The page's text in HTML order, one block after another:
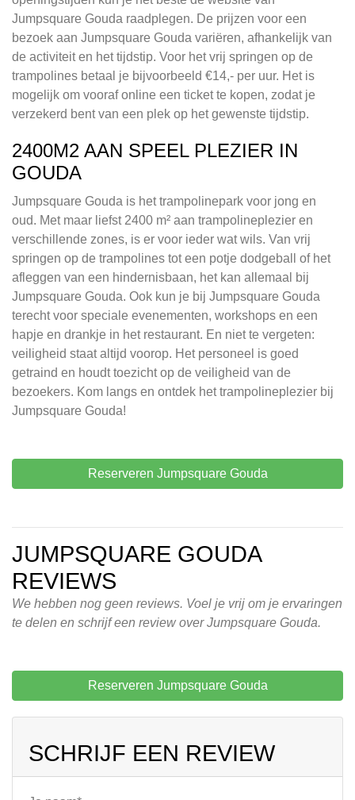
Jumpsquare Gouda raadplegen. De prijzen voor een
bezoek aan Jumpsquare Gouda variëren, afhankelijk van
de activiteit en het tijdstip. Voor het vrij springen op de
trampolines betaal je bijvoorbeeld €14,- per uur. Het is
mogelijk om vooraf online een ticket te kopen, zodat je
verzekerd bent van een plek op het gewenste tijdstip.
2400M2 AAN SPEEL PLEZIER IN
GOUDA
Jumpsquare Gouda is het trampolinepark voor jong en
oud. Met maar liefst 2400 m² aan trampolineplezier en
verschillende zones, is er voor ieder wat wils. Van vrij
springen op de trampolines tot een potje dodgeball of het
afleggen van een hindernisbaan, het kan allemaal bij
Jumpsquare Gouda. Ook kun je bij Jumpsquare Gouda
terecht voor speciale evenementen, workshops en een
hapje en drankje in het restaurant. En niet te vergeten:
veiligheid staat altijd voorop. Het personeel is goed
getraind en houdt toezicht op de veiligheid van de
bezoekers. Kom langs en ontdek het trampolineplezier bij
Jumpsquare Gouda!
Reserveren Jumpsquare Gouda
JUMPSQUARE GOUDA
REVIEWS
We hebben nog geen reviews. Voel je vrij om je ervaringen
te delen en schrijf een review over Jumpsquare Gouda.
Reserveren Jumpsquare Gouda
SCHRIJF EEN REVIEW